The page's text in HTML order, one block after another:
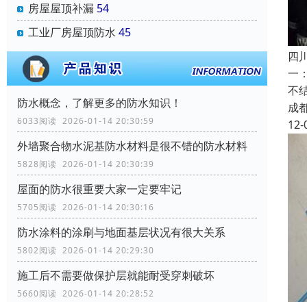
房屋屋顶补漏 54
工业厂房屋顶防水 45
防水概念，了解更多的防水知识！
6033阅读 2026-01-14 20:30:59
外墙聚合物水泥基防水材料是很不错的防水材料
5828阅读 2026-01-14 20:30:39
屋面的防水很重要大家一定要牢记
5705阅读 2026-01-14 20:30:16
防水涂料的涂刷与地面基层状况有很大关系
5802阅读 2026-01-14 20:29:30
施工后不需要做保护层就能耐受穿刺破坏
5660阅读 2026-01-14 20:28:52
四
一
不
成
12-